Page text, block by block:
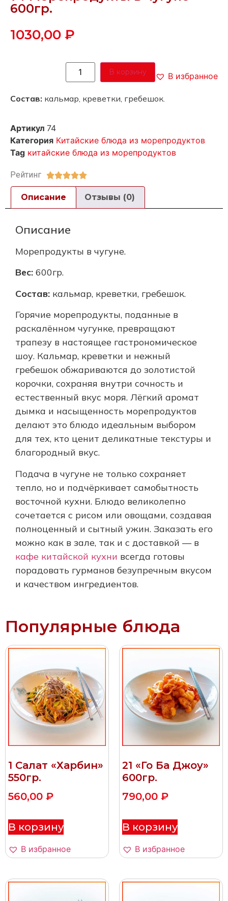
600гр.
1030,00 ₽
В корзину В избранное
Состав: кальмар, креветки, гребешок.
Артикул 74
Категория Китайские блюда из морепродуктов
Tag китайские блюда из морепродуктов
Рейтинг 
Описание Отзывы (0)
Описание
Морепродукты в чугуне.
Вес: 600гр.
Состав: кальмар, креветки, гребешок.
Горячие морепродукты, поданные в
раскалённом чугунке, превращают
трапезу в настоящее гастрономическое
шоу. Кальмар, креветки и нежный
гребешок обжариваются до золотистой
корочки, сохраняя внутри сочность и
естественный вкус моря. Лёгкий аромат
дымка и насыщенность морепродуктов
делают это блюдо идеальным выбором
для тех, кто ценит деликатные текстуры и
благородный вкус.
Подача в чугуне не только сохраняет
тепло, но и подчёркивает самобытность
восточной кухни. Блюдо великолепно
сочетается с рисом или овощами, создавая
полноценный и сытный ужин. Заказать его
можно как в зале, так и с доставкой — в
кафе китайской кухни всегда готовы
порадовать гурманов безупречным вкусом
и качеством ингредиентов.
Популярные блюда
1 Салат «Харбин»
550гр.
560,00 ₽
В корзину
В избранное
21 «Го Ба Джоу»
600гр.
790,00 ₽
В корзину
В избранное